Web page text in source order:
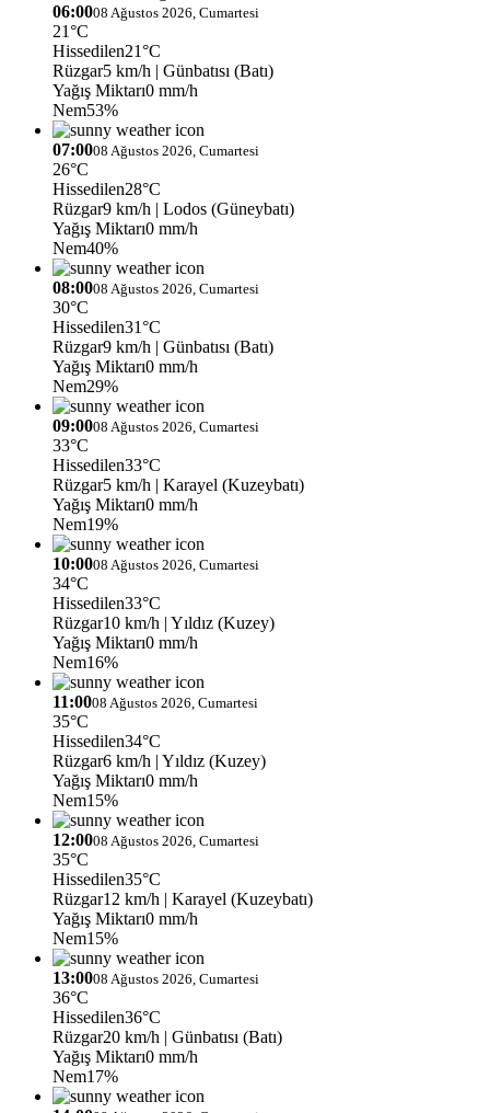
06:0008 Ağustos 2026, Cumartesi
21°C
Hissedilen21°C
Rüzgar5 km/h | Günbatısı (Batı)
Yağış Miktarı0 mm/h
Nem53%
07:0008 Ağustos 2026, Cumartesi
26°C
Hissedilen28°C
Rüzgar9 km/h | Lodos (Güneybatı)
Yağış Miktarı0 mm/h
Nem40%
08:0008 Ağustos 2026, Cumartesi
30°C
Hissedilen31°C
Rüzgar9 km/h | Günbatısı (Batı)
Yağış Miktarı0 mm/h
Nem29%
09:0008 Ağustos 2026, Cumartesi
33°C
Hissedilen33°C
Rüzgar5 km/h | Karayel (Kuzeybatı)
Yağış Miktarı0 mm/h
Nem19%
10:0008 Ağustos 2026, Cumartesi
34°C
Hissedilen33°C
Rüzgar10 km/h | Yıldız (Kuzey)
Yağış Miktarı0 mm/h
Nem16%
11:0008 Ağustos 2026, Cumartesi
35°C
Hissedilen34°C
Rüzgar6 km/h | Yıldız (Kuzey)
Yağış Miktarı0 mm/h
Nem15%
12:0008 Ağustos 2026, Cumartesi
35°C
Hissedilen35°C
Rüzgar12 km/h | Karayel (Kuzeybatı)
Yağış Miktarı0 mm/h
Nem15%
13:0008 Ağustos 2026, Cumartesi
36°C
Hissedilen36°C
Rüzgar20 km/h | Günbatısı (Batı)
Yağış Miktarı0 mm/h
Nem17%